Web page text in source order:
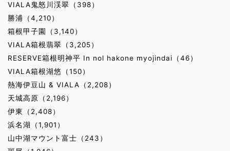
VIALA鬼怒川渓翠（398）
勝浦（4,210）
箱根甲子園（3,140）
VIALA箱根翡翠（3,205）
RESERVE箱根明神平 In nol hakone myojindai（46）
VIALA箱根湖悠（150）
熱海伊豆山 & VIALA（2,208）
天城高原（2,196）
伊東（2,408）
浜名湖（1,901）
山中湖マウント富士（243）